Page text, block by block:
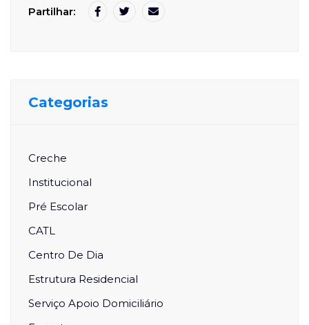
Partilhar:
Categorias
Creche
Institucional
Pré Escolar
CATL
Centro De Dia
Estrutura Residencial
Serviço Apoio Domiciliário